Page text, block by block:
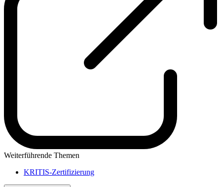
Weiterführende Themen
KRITIS-Zertifizierung